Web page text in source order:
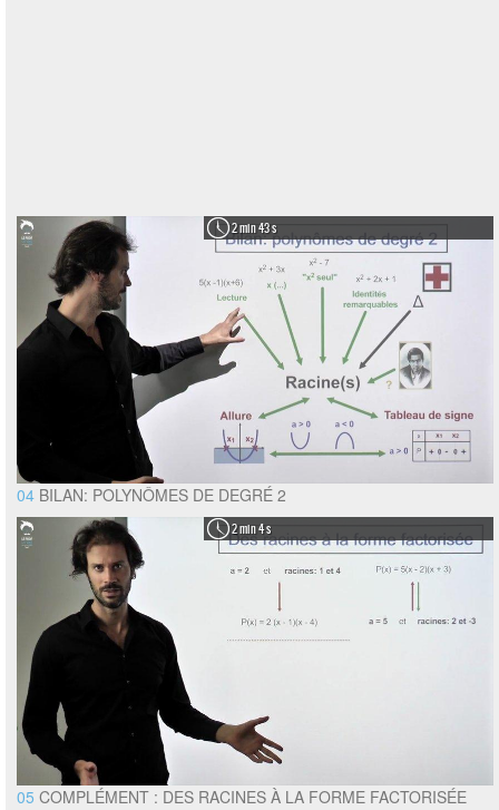
2 min 43 s
04 BILAN: POLYNÔMES DE DEGRÉ 2
2 min 4 s
05 COMPLÉMENT : DES RACINES À LA FORME FACTORISÉE